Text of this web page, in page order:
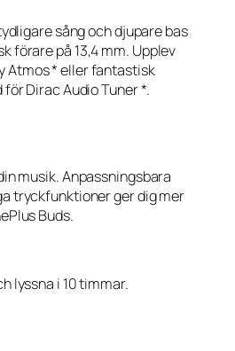
sång och djupare bas
förare på 13,4 mm. Upplev
Atmos * eller fantastisk
Dirac Audio Tuner *.
musik. Anpassningsbara
tryckfunktioner ger dig mer
Buds.
lyssna i 10 timmar.